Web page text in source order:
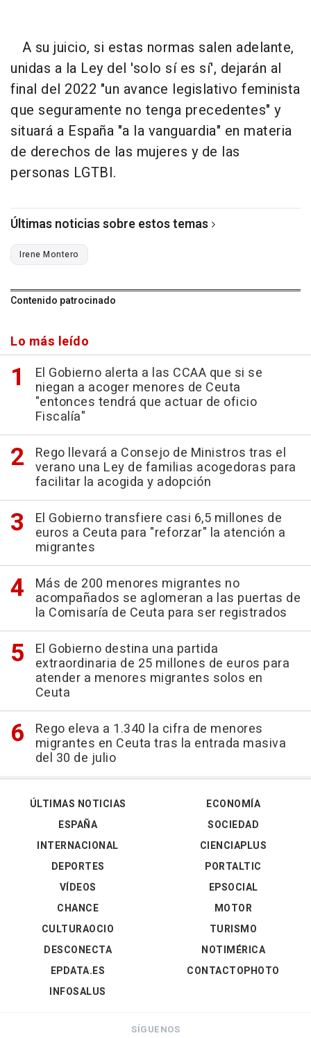
A su juicio, si estas normas salen adelante,
unidas a la Ley del 'solo sí es sí', dejarán al
final del 2022 "un avance legislativo feminista
que seguramente no tenga precedentes" y
situará a España "a la vanguardia" en materia
de derechos de las mujeres y de las
personas LGTBI.
Últimas noticias sobre estos temas
Irene Montero
Contenido patrocinado
Lo más leído
El Gobierno alerta a las CCAA que si se
niegan a acoger menores de Ceuta
"entonces tendrá que actuar de oficio
Fiscalía"
Rego llevará a Consejo de Ministros tras el
verano una Ley de familias acogedoras para
facilitar la acogida y adopción
El Gobierno transfiere casi 6,5 millones de
euros a Ceuta para "reforzar" la atención a
migrantes
Más de 200 menores migrantes no
acompañados se aglomeran a las puertas de
la Comisaría de Ceuta para ser registrados
El Gobierno destina una partida
extraordinaria de 25 millones de euros para
atender a menores migrantes solos en
Ceuta
Rego eleva a 1.340 la cifra de menores
migrantes en Ceuta tras la entrada masiva
del 30 de julio
ÚLTIMAS NOTICIAS
ESPAÑA
INTERNACIONAL
DEPORTES
VÍDEOS
ECONOMÍA
SOCIEDAD
CIENCIAPLUS
PORTALTIC
EPSOCIAL
CHANCE
CULTURAOCIO
DESCONECTA
EPDATA.ES
INFOSALUS
MOTOR
TURISMO
NOTIMÉRICA
CONTACTOPHOTO
SÍGUENOS